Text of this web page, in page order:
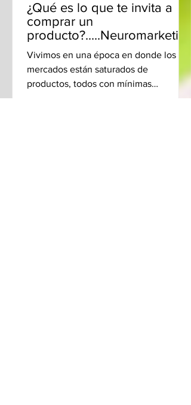
¿Qué es lo que te invita a
comprar un
producto?.....Neuromarketin
g
Vivimos en una época en donde los
mercados están saturados de
productos, todos con mínimas